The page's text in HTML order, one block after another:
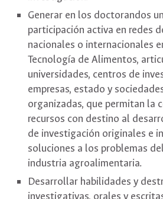
Generar en los doctorandos
participación activa en redes
nacionales o internacionales
Tecnología de Alimentos,
universidades, centros de
empresas, estado y
organizadas, que permitan la
recursos con destino al
de investigación originales e
soluciones a los problemas
industria agroalimentaria.
Desarrollar habilidades y